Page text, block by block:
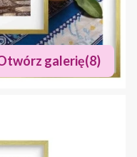
galerię(8)